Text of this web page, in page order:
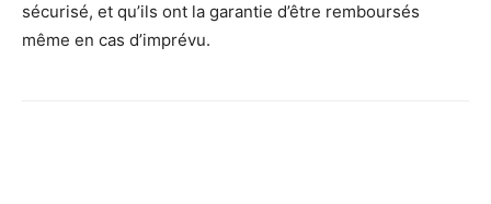
sécurisé, et qu’ils ont la garantie d’être remboursés
même en cas d’imprévu.